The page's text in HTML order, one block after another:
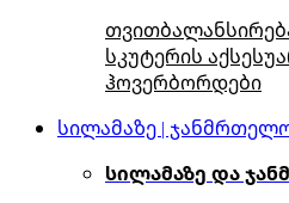
სკუტერის
ჰოვერბორდები
სილამაზე |
სილამაზე და